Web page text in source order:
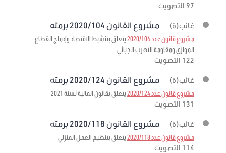
97 التصويت
غائب(ة) مشروع القانون 2020/104 برمته
مشروع قانون عدد 2020/104
يتعلق بتنشيط الاقتصاد وإدماج القطاع
الموازي ومقاومة التهرب الجبائي
122 التصويت
غائب(ة) مشروع القانون 2020/124 برمته
مشروع قانون عدد 2020/124
يتعلق بقانون المالية لسنة 2021
131 التصويت
غائب(ة) مشروع القانون 2020/118 برمته
مشروع قانون عدد 2020/118
يتعلق بتنظيم العمل المنزلي
114 التصويت